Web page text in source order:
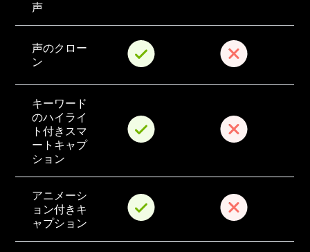
声
声のクロー
ン
キーワード
のハイライ
ト付きスマ
ートキャプ
ション
アニメーシ
ョン付きキ
ャプション